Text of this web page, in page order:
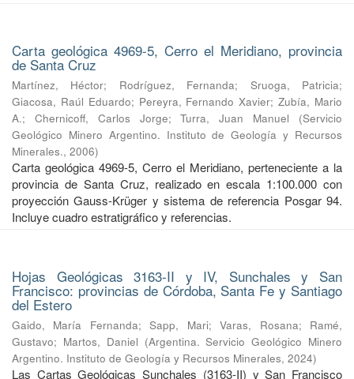
Carta geológica 4969-5, Cerro el Meridiano, provincia
de Santa Cruz
Martínez, Héctor; Rodríguez, Fernanda; Sruoga, Patricia;
Giacosa, Raúl Eduardo; Pereyra, Fernando Xavier;Zubía, Mario
A.; Chernicoff, Carlos Jorge;Turra, Juan Manuel (Servicio
Geológico Minero Argentino. Instituto de Geología y Recursos
Minerales., 2006)
Carta geológica 4969-5, Cerro el Meridiano, perteneciente a la
provincia de Santa Cruz, realizado en escala 1:100.000 con
proyección Gauss-Krüger y sistema de referencia Posgar 94.
Incluye cuadro estratigráfico y referencias.
Hojas Geológicas 3163-II y IV, Sunchales y San
Francisco: provincias de Córdoba, Santa Fe y Santiago
del Estero
Gaido, María Fernanda;Sapp, Mari;Varas, Rosana; Ramé,
Gustavo; Martos, Daniel (Argentina. Servicio Geológico Minero
Argentino. Instituto de Geología y Recursos Minerales, 2024)
Las Cartas Geológicas Sunchales (3163-II) y San Francisco